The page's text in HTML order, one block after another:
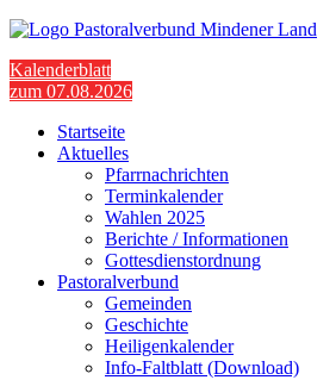
Kalenderblatt
zum 07.08.2026
Startseite
Aktuelles
Pfarrnachrichten
Terminkalender
Wahlen 2025
Berichte / Informationen
Gottesdienstordnung
Pastoralverbund
Gemeinden
Geschichte
Heiligenkalender
Info-Faltblatt (Download)